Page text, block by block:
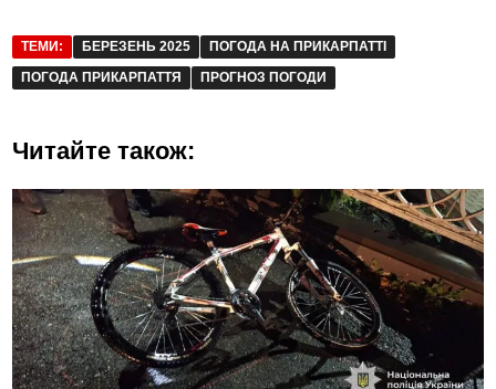
ТЕМИ: БЕРЕЗЕНЬ 2025
ПОГОДА НА ПРИКАРПАТТІ
ПОГОДА ПРИКАРПАТТЯ
ПРОГНОЗ ПОГОДИ
Читайте також: